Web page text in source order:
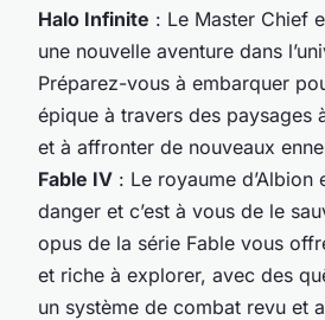
Halo Infinite : Le Master Chief
une nouvelle aventure dans
Préparez-vous à embarquer
épique à travers des paysages
et à affronter de nouveaux
Fable IV : Le royaume d’Albion
danger et c’est à vous de le
opus de la série Fable vous
et riche à explorer, avec des
un système de combat revu et